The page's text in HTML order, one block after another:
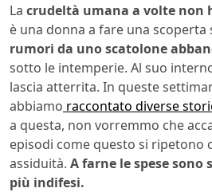
La crudeltà umana a volte non
è una donna a fare una scoperta
rumori da uno scatolone
sotto le intemperie. Al suo
lascia atterrita. In queste
abbiamo raccontato diverse
a questa, non vorremmo che
episodi come questo si ripetono
assiduità. A farne le spese sono
più indifesi.